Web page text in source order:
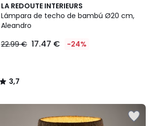
LA REDOUTE INTERIEURS
Lámpara de techo de bambú Ø20 cm,
Aleandro
22.99 € 17.47 € -24%
3,7
/ 5
3,7
/